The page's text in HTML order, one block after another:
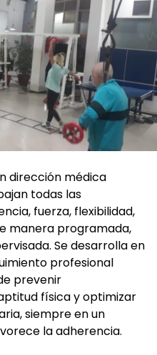
dirección médica
todas las
fuerza, flexibilidad,
manera programada,
Se desarrolla en
profesional
prevenir
física y optimizar
siempre en un
la adherencia.